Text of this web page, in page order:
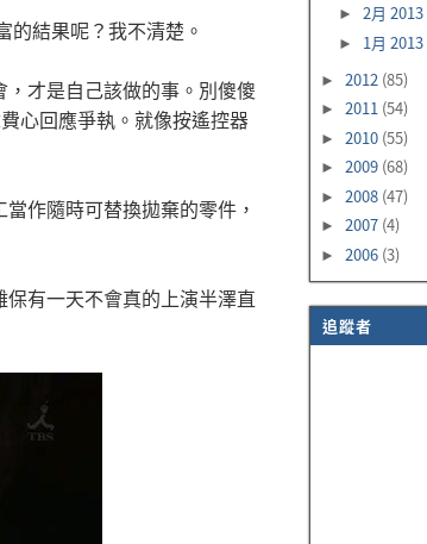
結果呢？我不清楚。
才是自己該做的事。別傻傻
心回應爭執。就像按遙控器
作隨時可替換拋棄的零件，
有一天不會真的上演半澤直
►2月 2013
► 1月 2013
► 2012 (85)
► 2011 (54)
► 2010 (55)
► 2009 (68)
► 2008 (47)
► 2007 (4)
► 2006 (3)
追蹤者